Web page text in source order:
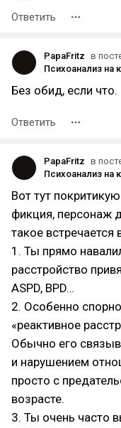
Ответить
PapaFritz в
Без обид, если что.
Ответить
PapaFritz в
Вот тут
фикция, персонаж
такое встречается
1. Ты прямо
расстройство
ASPD, BPD…
2. Особенно
«реактивное
Обычно его
и нарушением
просто с
возрасте.
3. Ты очень часто